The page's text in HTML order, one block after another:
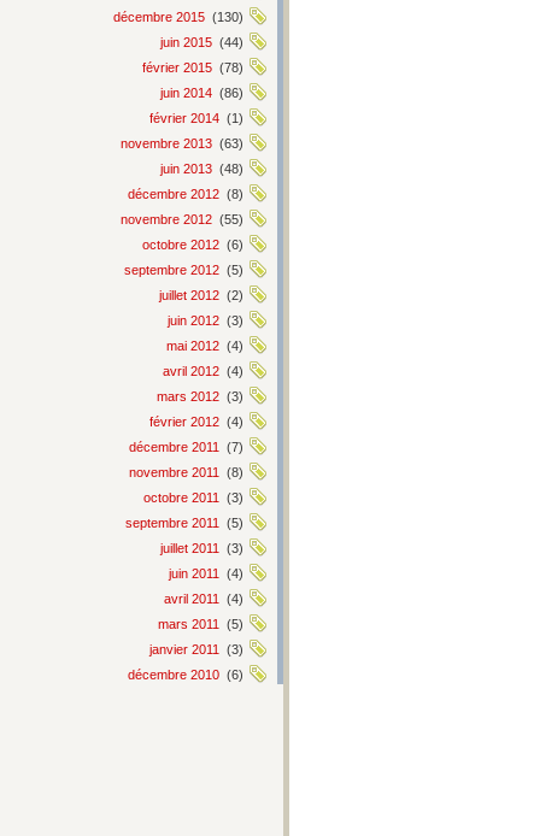
décembre 2015 (130)
juin 2015 (44)
février 2015 (78)
juin 2014 (86)
février 2014 (1)
novembre 2013 (63)
juin 2013 (48)
décembre 2012 (8)
novembre 2012 (55)
octobre 2012 (6)
septembre 2012 (5)
juillet 2012 (2)
juin 2012 (3)
mai 2012 (4)
avril 2012 (4)
mars 2012 (3)
février 2012 (4)
décembre 2011
(7)
novembre 2011
(8)
octobre 2011
(3)
septembre 2011
(5)
juillet 2011
(3)
juin 2011
(4)
avril 2011
(4)
mars 2011
(5)
janvier 2011
(3)
décembre 2010 (6)